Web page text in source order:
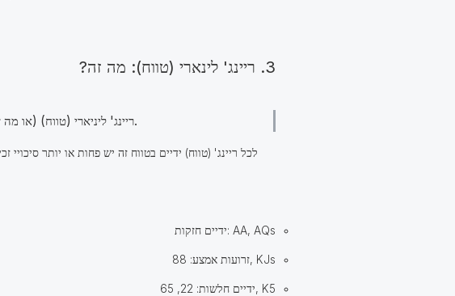
3. ריינג' לינארי (טווח): מה זה?
ריינג' ליניארי(טווח) (או מה שמכונה ריינג' (טווח)) הוא ריינג' (טווח) הכולל ידיים חזקות וחלשות יותר, אך אין בו קוטביות ברורה.
לכל ריינג' (טווח) ידיים בטווח זה יש פחות או יותר
ידיים חזקות: AA, AQs
זרועות אמצע: 88, KJs
ידיים חלשות: 22, 65, K5